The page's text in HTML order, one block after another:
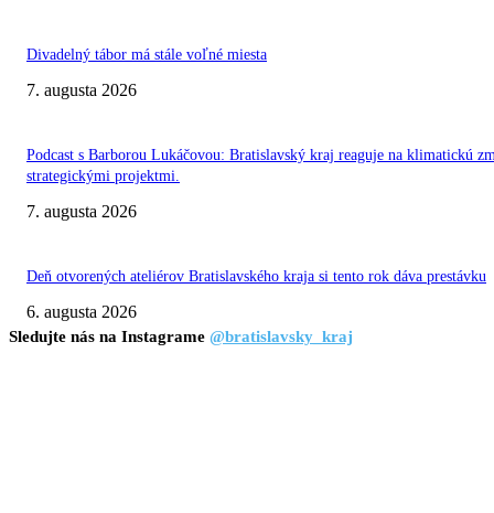
Divadelný tábor má stále voľné miesta
7. augusta 2026
Podcast s Barborou Lukáčovou: Bratislavský kraj reaguje na klimatickú
strategickými projektmi.
7. augusta 2026
Deň otvorených ateliérov Bratislavského kraja si tento rok dáva prestávku
6. augusta 2026
Sledujte nás na Instagrame @bratislavsky_kraj